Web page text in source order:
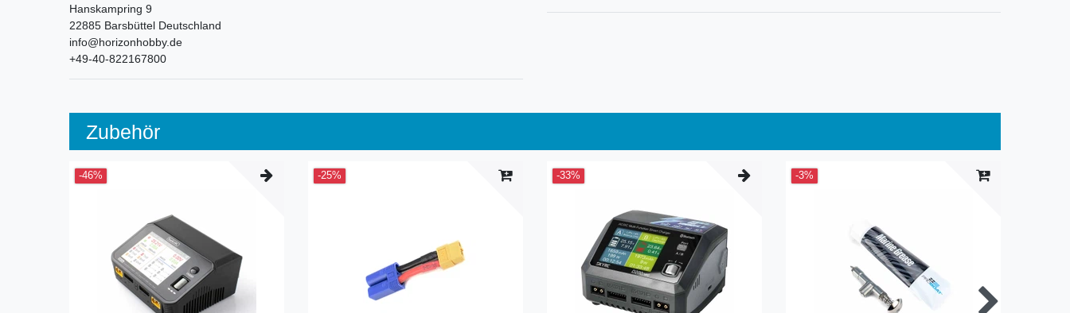
Hanskampring 9
22885 Barsbüttel Deutschland
info@horizonhobby.de
+49-40-822167800
Zubehör
-46% -25% -33% -3%